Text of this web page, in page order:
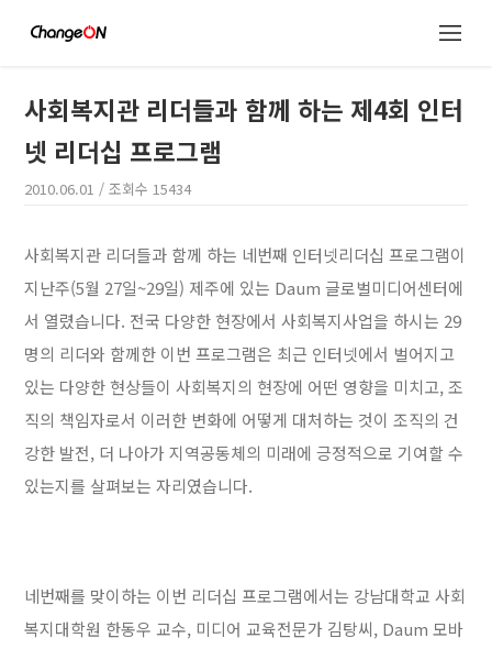
사회복지관 리더들과 함께 하는 제4회 인터
넷 리더십 프로그램
2010.06.01 / 조회수15434
사회복지관 리더들과 함께 하는 네번째 인터넷리더십 프로그램이
지난주(5월 27일~29일) 제주에 있는 Daum 글로벌미디어센터에
서 열렸습니다. 전국 다양한 현장에서 사회복지사업을 하시는 29
명의 리더와 함께한 이번 프로그램은 최근 인터넷에서 벌어지고
있는 다양한 현상들이 사회복지의 현장에 어떤 영향을 미치고, 조
직의 책임자로서 이러한 변화에 어떻게 대처하는 것이 조직의 건
강한 발전, 더 나아가 지역공동체의 미래에 긍정적으로 기여할 수
있는지를 살펴보는 자리였습니다.
네번째를 맞이하는 이번 리더십 프로그램에서는 강남대학교 사회
복지대학원 한동우 교수, 미디어 교육전문가 김탕씨, Daum 모바